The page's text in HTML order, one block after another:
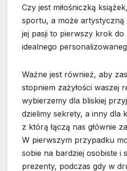
Czy jest miłośniczką
sportu, a może artystyczną
jej pasji to pierwszy krok do
idealnego
Ważne jest również, aby
stopniem zażyłości waszej
wybierzemy dla bliskiej
dzielimy sekrety, a inny dla
z którą łączą nas głównie
W pierwszym przypadku
sobie na bardziej osobiste i
prezenty, podczas gdy w